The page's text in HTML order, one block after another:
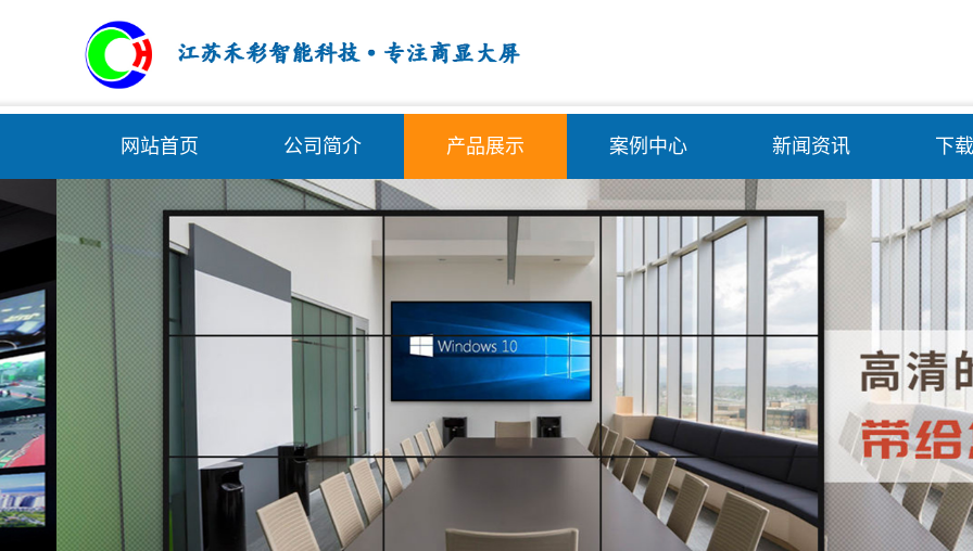
网站首页 公司简介 产品展示 案例中心 新闻资讯 下